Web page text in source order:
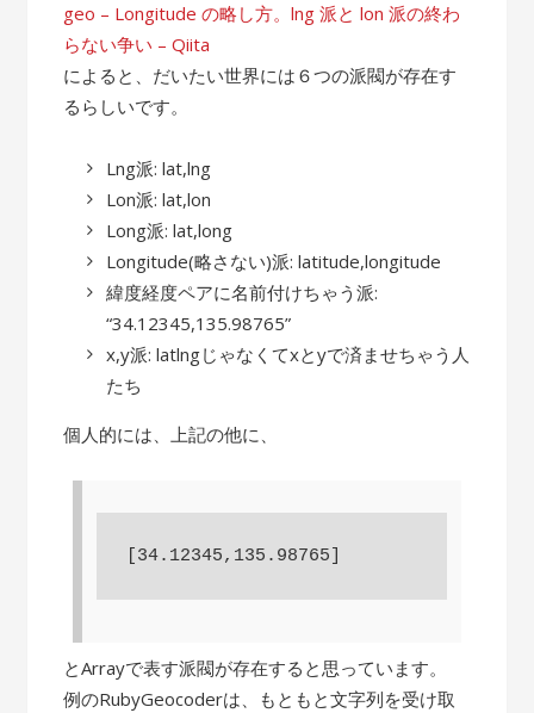
geo – Longitude の略し方。lng 派と lon 派の終わ
らない争い – Qiita
によると、だいたい世界には６つの派閥が存在す
るらしいです。
Lng派: lat,lng
Lon派: lat,lon
Long派: lat,long
Longitude(略さない)派: latitude,longitude
緯度経度ペアに名前付けちゃう派:
“34.12345,135.98765”
x,y派: latlngじゃなくてxとyで済ませちゃう人
たち
個人的には、上記の他に、
とArrayで表す派閥が存在すると思っています。
例のRubyGeocoderは、もともと文字列を受け取